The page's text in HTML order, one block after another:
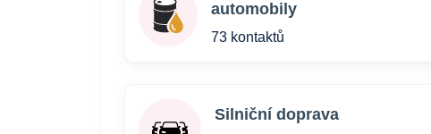
automobily
73 kontaktů
Silniční doprava